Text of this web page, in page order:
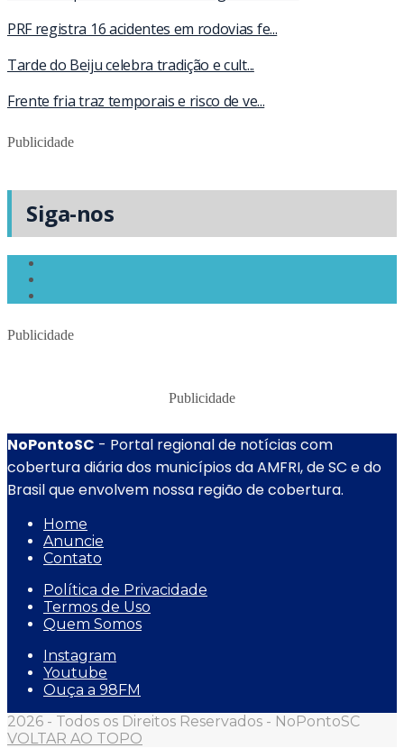
PRF registra 16 acidentes em rodovias fe...
Tarde do Beiju celebra tradição e cult...
Frente fria traz temporais e risco de ve...
Publicidade
Siga-nos
Publicidade
Publicidade
NoPontoSC - Portal regional de notícias com
cobertura diária dos municípios da AMFRI, de SC e do
Brasil que envolvem nossa região de cobertura.
Home
Anuncie
Contato
Política de Privacidade
Termos de Uso
Quem Somos
Instagram
Youtube
Ouça a 98FM
2026 - Todos os Direitos Reservados - NoPontoSC
VOLTAR AO TOPO